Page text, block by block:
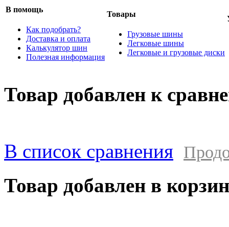
В помощь
Как подобрать?
Доставка и оплата
Калькулятор шин
Полезная информация
Товары
Грузовые шины
Легковые шины
Легковые и грузовые диски
Товар добавлен к
В список сравнения
Товар добавлен в